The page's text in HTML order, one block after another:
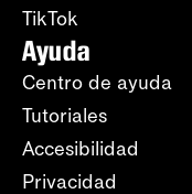
TikTok
Ayuda
Centro de ayuda
Tutoriales
Accesibilidad
Privacidad